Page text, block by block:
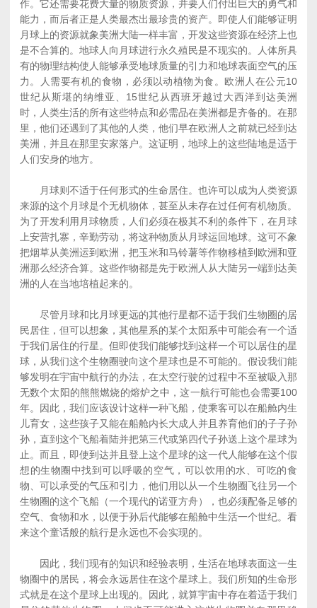
作。它还需要花费大量的物质资源，并要人们付出巨大的勇气和
能力，而后者正是人类最杰出最珍贵的资产。即使人们能够证明
月球上的资源就象美洲大陆一样丰富，开发这些资源在经济上也
是不合算的。地球人向月球进行永久殖民是不现实的。人体所具
有的物理结构使人能够承受地球质量的引力和地球表面空气的压
力。人需要有机的食物，必须以动植物为食。欧洲人在公元10
世纪从斯堪的纳维亚、15世纪从西班牙越过大西洋到达美洲
时，人类生活的所有这些特点和必需品在美洲都是齐备的。在那
里，他们还遇到了其他的人类，他们早在欧洲人之前就已经到达
美洲，并且在那里安家落户。这证明，地球上的这些陆地是适于
人们安身的地方。
月球则不适于任何形式的生命居住。也许可以成为人类资源
来源的这个月球是个无机物体，甚至从未存在过任何有机物质。
为了开发利用月球物质，人们必须在极其不利的条件下，在月球
上安营扎寨，辛勤劳动，将这种物质从月球运回地球。这可不象
把烟草从美洲运到欧洲，把玉米和马铃薯等作物移植到欧洲和亚
洲那么经济合算。这些作物都是先于欧洲人从大陆另一端到达美
洲的人在当地培植起来的。
尽管月球和比月球更远的其他行星都不适于我们生物圈的居
民居住，但可以想象，其他星系的某个太阳系中可能会有一个适
于我们居住的行星。但即使我们能够找到这样一个可以居住的星
球，从我们这个生物圈驶向这个星球也是不可能的。假设我们能
够发明在宇宙中航行的办法，在太空行驶的过程中不至被吸入那
无数个太阳的熊熊燃烧的熔炉之中，这一航行可能也会需要100
年。因此，我们应该设计这样一种飞船，使乘客可以在船舱内生
儿育女，这些孩子又能在船舱内长大成人并且养育他们的子子孙
孙，直到这个飞船着陆并把第三代或第四代子孙送上这个星球为
止。而且，即使到达并且登上这个星球的这一代人能够在这个假
想的生物圈中找到可以呼吸的空气，可以饮用的水、可吃的食
物、可以承受的气压和引力，他们用以从一个生物圈飞往另一个
生物圈的这个飞船（一个现代的诺亚方舟），也必须配备足够的
空气、食物和水，以便于孙后代能够在船舱中生活一个世纪。看
来这个童话般的航行是永远也不会实现的。
因此，我们现有的知识和经验表明，生活在地球表面这一生
物圈中的居民，将会永远居住在这个星球上。我们所知的生命形
式就是在这个星球上出现的。因此，就算宇宙中存在着适于我们